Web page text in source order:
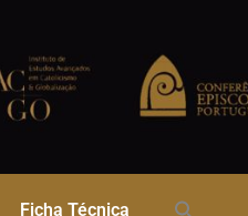
Ficha Técnica